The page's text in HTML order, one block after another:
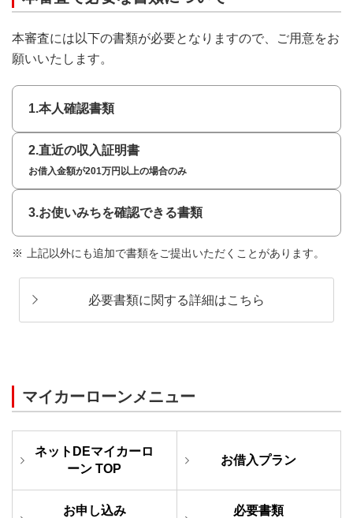
本審査には以下の書類が必要となりますので、ご用意をお
願いいたします。
本人確認書類
直近の収入証明書
お借入金額が201万円以上の場合のみ
お使いみちを確認できる書類
上記以外にも追加で書類をご提出いただくことがあります。
必要書類に関する詳細はこちら
マイカーローンメニュー
ネットDEマイカーロ
ーン TOP
お借入プラン
お申し込み
必要書類